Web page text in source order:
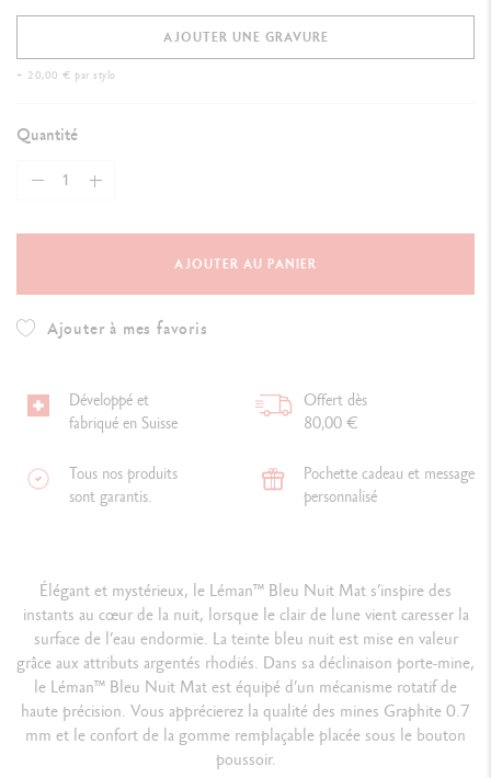
AJOUTER UNE GRAVURE
+ 20,00 € par stylo
Quantité
AJOUTER AU PANIER
Ajouter à mes favoris
Développé et
fabriqué en Suisse
Offert dès
80,00 €
Tous nos produits
sont garantis.
Pochette cadeau et message
personnalisé
Élégant et mystérieux, le Léman™ Bleu Nuit Mat s’inspire des
instants au cœur de la nuit, lorsque le clair de lune vient caresser la
surface de l’eau endormie. La teinte bleu nuit est mise en valeur
grâce aux attributs argentés rhodiés. Dans sa déclinaison porte-mine,
le Léman™ Bleu Nuit Mat est équipé d’un mécanisme rotatif de
haute précision. Vous apprécierez la qualité des mines Graphite 0.7
mm et le confort de la gomme remplaçable placée sous le bouton
poussoir.